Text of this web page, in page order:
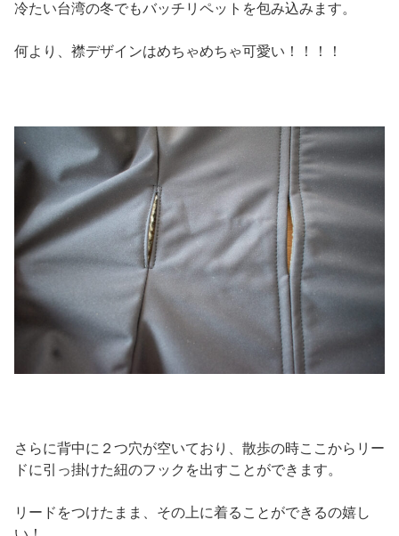
冷たい台湾の冬でもバッチリペットを包み込みます。
何より、襟デザインはめちゃめちゃ可愛い！！！！
さらに背中に２つ穴が空いており、散歩の時ここからリー
ドに引っ掛けた紐のフックを出すことができます。
リードをつけたまま、その上に着ることができるの嬉し